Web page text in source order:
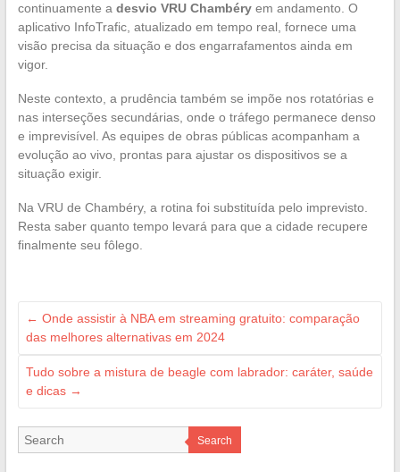
continuamente a desvio VRU Chambéryem andamento. O
aplicativo InfoTrafic, atualizado em tempo real, fornece uma
visão precisa da situação e dos engarrafamentos ainda em
vigor.
Neste contexto, a prudência também se impõe nos rotatórias e
nas interseções secundárias, onde o tráfego permanece denso
e imprevisível. As equipes de obras públicas acompanham a
evolução ao vivo, prontas para ajustar os dispositivos se a
situação exigir.
Na VRU de Chambéry, a rotina foi substituída pelo imprevisto.
Resta saber quanto tempo levará para que a cidade recupere
finalmente seu fôlego.
← Onde assistir à NBA em streaming gratuito: comparação
das melhores alternativas em 2024
Tudo sobre a mistura de beagle com labrador: caráter, saúde
e dicas →
Search